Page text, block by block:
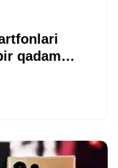
qadam